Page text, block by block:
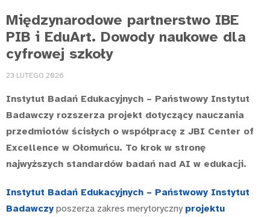
Międzynarodowe partnerstwo IBE
PIB i EduArt. Dowody naukowe dla
cyfrowej szkoły
23 LUTEGO 2026
Instytut Badań Edukacyjnych – Państwowy Instytut
Badawczy rozszerza projekt dotyczący nauczania
przedmiotów ścisłych o współpracę z JBI Center of
Excellence w Ołomuńcu. To krok w stronę
najwyższych standardów badań nad AI w edukacji.
Instytut Badań Edukacyjnych – Państwowy Instytut
Badawczy poszerza zakres merytoryczny projektu